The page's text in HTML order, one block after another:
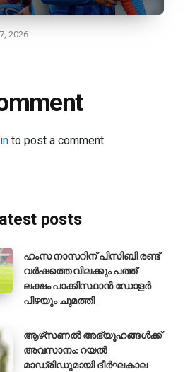
2026
to post a comment.
posts
ഹംസ നാസറിന് പിസിബി രണ്ട്
വർഷത്തെ വിലക്കും പത്ത്
ലക്ഷം പാക്കിസ്ഥാൻ ഡോളർ
പിഴയും ചുമത്തി
ആഴ്‌സണൽ അഭ്യൂഹങ്ങൾക്ക്
അവസാനം: റയൽ
മാഡ്രിഡുമായി ദീർഘകാല